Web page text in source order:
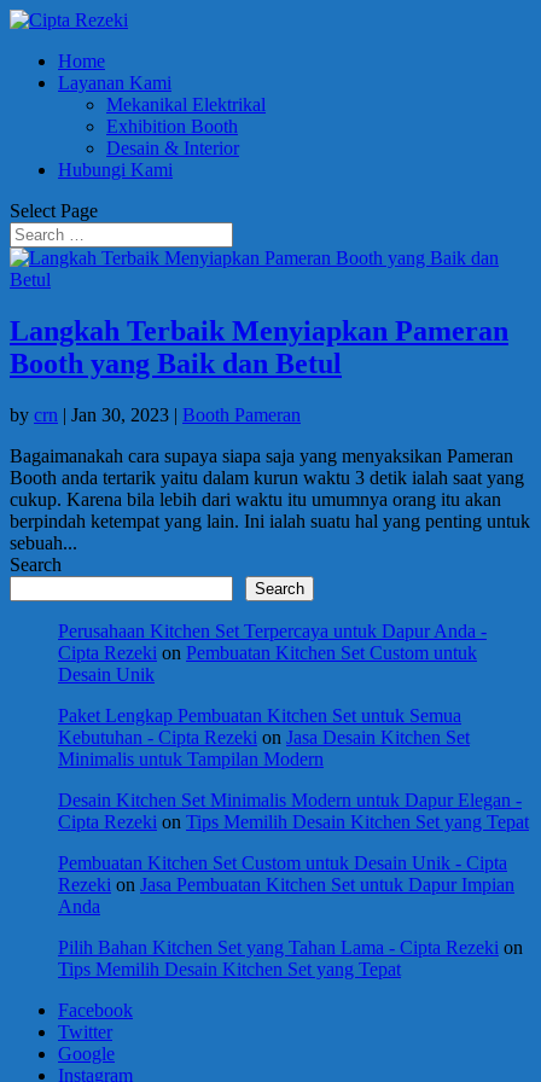
Home
Layanan Kami
Mekanikal Elektrikal
Exhibition Booth
Desain & Interior
Hubungi Kami
Select Page
Langkah Terbaik Menyiapkan Pameran
Booth yang Baik dan Betul
by crn | Jan 30, 2023 | Booth Pameran
Bagaimanakah cara supaya siapa saja yang menyaksikan Pameran
Booth anda tertarik yaitu dalam kurun waktu 3 detik ialah saat yang
cukup. Karena bila lebih dari waktu itu umumnya orang itu akan
berpindah ketempat yang lain. Ini ialah suatu hal yang penting untuk
sebuah...
Search
Search
Perusahaan Kitchen Set Terpercaya untuk Dapur Anda -
Cipta Rezeki on Pembuatan Kitchen Set Custom untuk
Desain Unik
Paket Lengkap Pembuatan Kitchen Set untuk Semua
Kebutuhan - Cipta Rezeki on Jasa Desain Kitchen Set
Minimalis untuk Tampilan Modern
Desain Kitchen Set Minimalis Modern untuk Dapur Elegan -
Cipta Rezeki on Tips Memilih Desain Kitchen Set yang Tepat
Pembuatan Kitchen Set Custom untuk Desain Unik - Cipta
Rezeki on Jasa Pembuatan Kitchen Set untuk Dapur Impian
Anda
Pilih Bahan Kitchen Set yang Tahan Lama - Cipta Rezeki on
Tips Memilih Desain Kitchen Set yang Tepat
Facebook
Twitter
Google
Instagram